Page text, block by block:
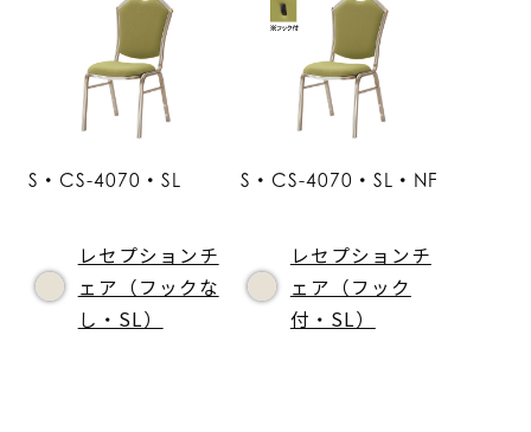
S・CS-4070・SL
レセプションチ
ェア（フックな
し・SL）
S・CS-4070・SL・NF
レセプションチ
ェア（フック
付・SL）